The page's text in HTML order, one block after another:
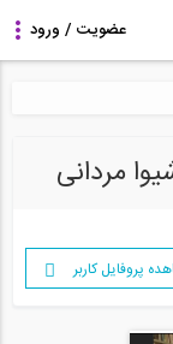
پروفایل کاربر